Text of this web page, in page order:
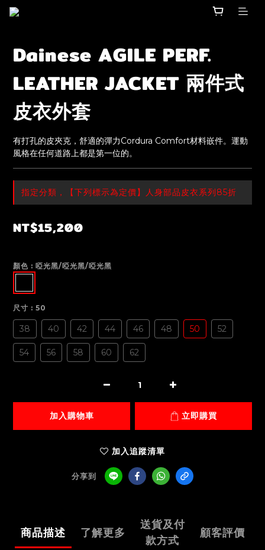
Dainese AGILE PERF.
LEATHER JACKET 兩件式
皮衣外套
有打孔的皮夾克，舒適的彈力Cordura Comfort材料嵌件。運動
風格在任何道路上都是第一位的。
指定分類，【下列標示為定價】人身部品皮衣系列85折
NT$15,200
顏色 : 啞光黑/啞光黑/啞光黑
尺寸 : 50
38 40 42 44 46 48 50 52
54 56 58 60 62
加入購物車 立即購買
加入追蹤清單
分享到
商品描述 了解更多
送貨及付
款方式
顧客評價